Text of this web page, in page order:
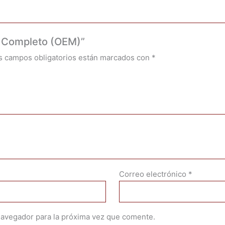
(OEM)”
campos obligatorios están marcados con *
Correo electrónico *
para la próxima vez que comente.